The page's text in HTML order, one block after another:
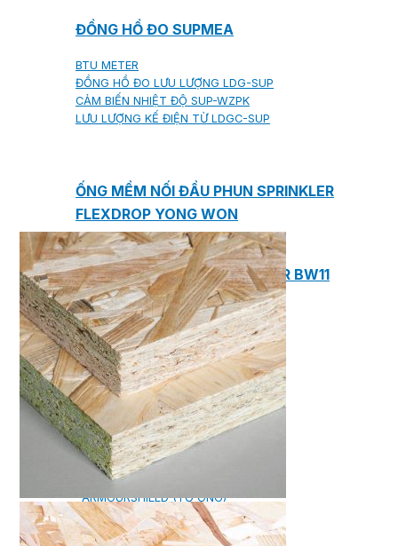
ĐỒNG HỒ ĐO SUPMEA
BTU METER
ĐỒNG HỒ ĐO LƯU LƯỢNG LDG-SUP
CẢM BIẾN NHIỆT ĐỘ SUP-WZPK
LƯU LƯỢNG KẾ ĐIỆN TỪ LDGC-SUP
ỐNG MỀM NỐI ĐẦU PHUN SPRINKLER
FLEXDROP YONG WON
SƠN CHỐNG CHÁY FLAMEBAR BW11
RON CHỐNG CHÁY
KEO ACRYLIC SEALANT
Sản phẩm Kiến trúc
NGÓI BITUM PHỦ ĐÁ IKO
MARATHON (VIÊN GẠCH)
ARMOURSHIELD (TỔ ONG)
SUPERGLASS BIBER (VẢY CÁ)
CAMBRIDGE (XẾP LỚP)